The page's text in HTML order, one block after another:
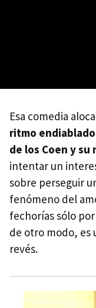
Esa comedia
ritmo
de los Coen y su
intentar un
sobre perseguir
fenómeno del
fechorías sólo
de otro modo, es
revés.